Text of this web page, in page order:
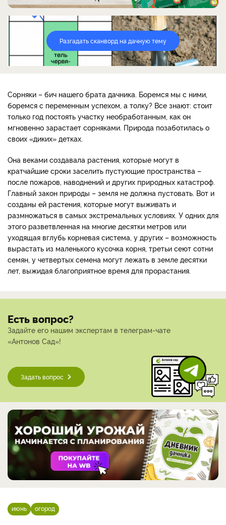
Разгадать сканворд на дачную тему
Сорняки – бич нашего брата дачника. Боремся мы с ними,
боремся с переменным успехом, а толку? Все знают: стоит
только год постоять участку необработанным, как он
мгновенно зарастает сорняками. Природа позаботилась о
своих «диких» детках.
Она веками создавала растения, которые могут в
кратчайшие сроки заселить пустующие пространства –
после пожаров, наводнений и других природных катастроф.
Главный закон природы – земля не должна пустовать. Вот и
созданы ей растения, которые могут выживать и
размножаться в самых экстремальных условиях. У одних для
этого разветвленная на многие десятки метров или
уходящая вглубь корневая система, у других – возможность
вырастать из маленького кусочка корня, третьи сеют сотни
семян, у четвертых семена могут лежать в земле десятки
лет, выжидая благоприятное время для прорастания.
Есть вопрос?
Задайте его нашим экспертам в телеграм-чате
«Антонов Сад»!
Задать вопрос
июнь огород